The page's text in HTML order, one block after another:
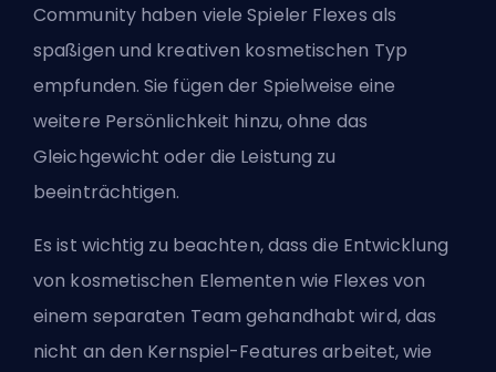
Community haben viele Spieler Flexes als
spaßigen und kreativen kosmetischen Typ
empfunden. Sie fügen der Spielweise eine
weitere Persönlichkeit hinzu, ohne das
Gleichgewicht oder die Leistung zu
beeinträchtigen.
Es ist wichtig zu beachten, dass die Entwicklung
von kosmetischen Elementen wie Flexes von
einem separaten Team gehandhabt wird, das
nicht an den Kernspiel-Features arbeitet, wie